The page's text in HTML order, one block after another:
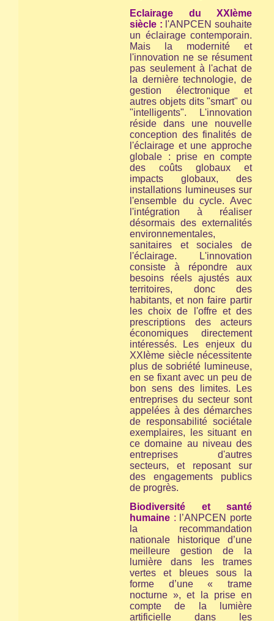
Eclairage du XXIème
siècle : l'ANPCEN souhaite
un éclairage contemporain.
Mais la modernité et
l'innovation ne se résument
pas seulement à l'achat de
la dernière technologie, de
gestion électronique et
autres objets dits "smart" ou
"intelligents". L'innovation
réside dans une nouvelle
conception des finalités de
l'éclairage et une approche
globale : prise en compte
des coûts globaux et
impacts globaux, des
installations lumineuses sur
l'ensemble du cycle. Avec
l'intégration à réaliser
désormais des externalités
environnementales,
sanitaires et sociales de
l'éclairage. L'innovation
consiste à répondre aux
besoins réels ajustés aux
territoires, donc des
habitants, et non faire partir
les choix de l'offre et des
prescriptions des acteurs
économiques directement
intéressés. Les enjeux du
XXIème siècle nécessitente
plus de sobriété lumineuse,
en se fixant avec un peu de
bon sens des limites. Les
entreprises du secteur sont
appelées à des démarches
de responsabilité sociétale
exemplaires, les situant en
ce domaine au niveau des
entreprises d'autres
secteurs, et reposant sur
des engagements publics
de progrès.
Biodiversité et santé
humaine : l’ANPCEN porte
la recommandation
nationale historique d’une
meilleure gestion de la
lumière dans les trames
vertes et bleues sous la
forme d’une « trame
nocturne », et la prise en
compte de la lumière
artificielle dans les